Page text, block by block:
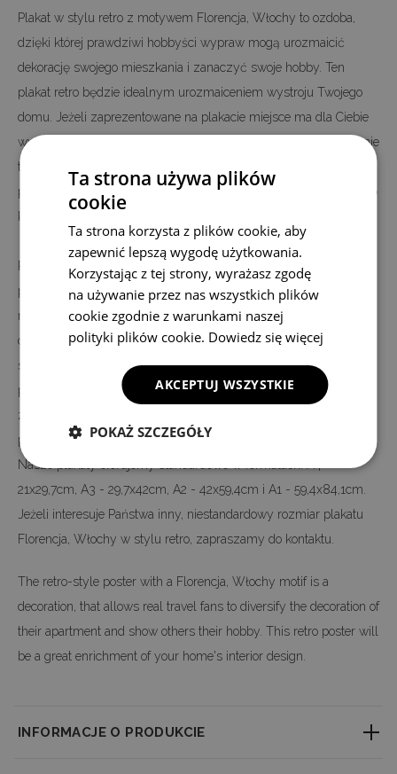
Plakat w stylu retro z motywem Florencja, Włochy to ozdoba,
dzięki której prawdziwi hobbyści wypraw mogą urozmaicić
dekorację swojego mieszkania i zanaczyć swoje hobby. Ten
plakat retro będzie idealnym urozmaiceniem wystroju Twojego
domu. Jeżeli zaprezentowane na plakacie miejsce ma dla Ciebie
wyjątkowe znaczenie, to tym bardziej powinieneś wybrać właśnie
tę dekorację. Wyobraź sobie motyw Florencja, Włochy w swoim
pokoju. Nie tylko ozdobi wystrój, ale nada mu też całkiem nowego
klimatu.
Plakat Florencja, Włochy jest nadrukowany na wysokiej jakości
płótnie, a nie na papierze - jak większość plakatów oferowanych
na rynku. Nadruk wykonany jest w technologii cyfrowej, dzięki
czemu w 100 procentach, możemy odwzorować kolory i
szczegóły oryginalnego motywu. Cały proces produkcji
prowadzony jest w naszym zakładzie, dzięki czemu możemy
zagwarantować Państwu najwyższą jakość oferowanych
plakatów na płótnie w stylu vintage.
Nasze plakaty oferujemy standardowo w formatach: A4 -
21x29,7cm, A3 - 29,7x42cm, A2 - 42x59,4cm i A1 - 59,4x84,1cm.
Jeżeli interesuje Państwa inny, niestandardowy rozmiar plakatu
Florencja, Włochy w stylu retro, zapraszamy do kontaktu.
The retro-style poster with a Florencja, Włochy motif is a
decoration, that allows real travel fans to diversify the decoration of
their apartment and show others their hobby. This retro poster will
be a great enrichment of your home's interior design.
INFORMACJE O PRODUKCIE
Ta strona używa plików
cookie
Ta strona korzysta z plików cookie, aby
zapewnić lepszą wygodę użytkowania.
Korzystając z tej strony, wyrażasz zgodę
na używanie przez nas wszystkich plików
cookie zgodnie z warunkami naszej
polityki plików cookie. Dowiedz się więcej
AKCEPTUJ WSZYSTKIE
POKAŻ SZCZEGÓŁY